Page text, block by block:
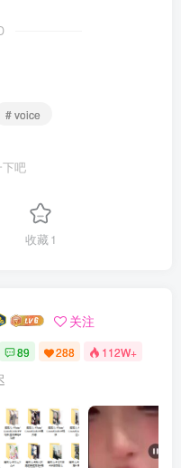
# voice
吧
收藏1
关注
89 288 112W+